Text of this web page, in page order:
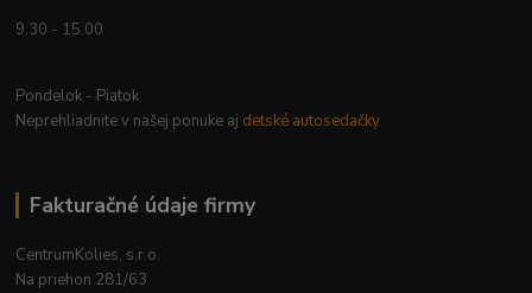
9.30 - 15.00
Pondelok - Piatok
Neprehliadnite v našej ponuke aj detské autosedačky
Fakturačné údaje firmy
CentrumKolies, s.r.o.
Na priehon 281/63